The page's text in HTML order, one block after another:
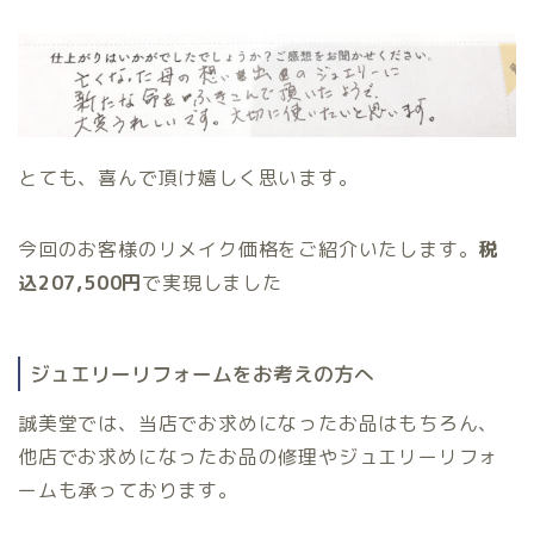
とても、喜んで頂け嬉しく思います。
今回のお客様のリメイク価格をご紹介いたします。 税
込207,500円で実現しました
ジュエリーリフォームをお考えの方へ
誠美堂では、当店でお求めになったお品はもちろん、
他店でお求めになったお品の修理やジュエリーリフォ
ームも承っております。